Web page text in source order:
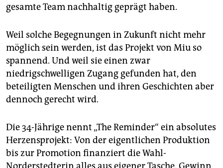
gesamte Team nachhaltig geprägt haben.
Weil solche Begegnungen in Zukunft nicht mehr
möglich sein werden, ist das Projekt von Miu so
spannend. Und weil sie einen zwar
niedrigschwelligen Zugang gefunden hat, den
beteiligten Menschen und ihren Geschichten aber
dennoch gerecht wird.
Die 34-Jährige nennt „The Reminder“ ein absolutes
Herzensprojekt: Von der eigentlichen Produktion
bis zur Promotion finanziert die Wahl-
Norderstedterin alles aus eigener Tasche. Gewinn